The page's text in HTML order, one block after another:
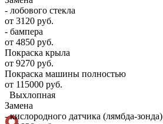
- лобового стекла
от 3120 руб.
- бампера
от 4850 руб.
Покраска крыла
от 9270 руб.
Покраска машины полностью
от 115000 руб.
Выхлопная
Замена
- кислородного датчика (лямбда-зонда)